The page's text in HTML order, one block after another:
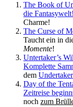
The Book of
die Fantasywelt!
Charme!
The Curse of
Taucht ein in
Momente!
Untertaker’s
Komplette
dem Undertaker
Day of the
Zeitreise
noch zum